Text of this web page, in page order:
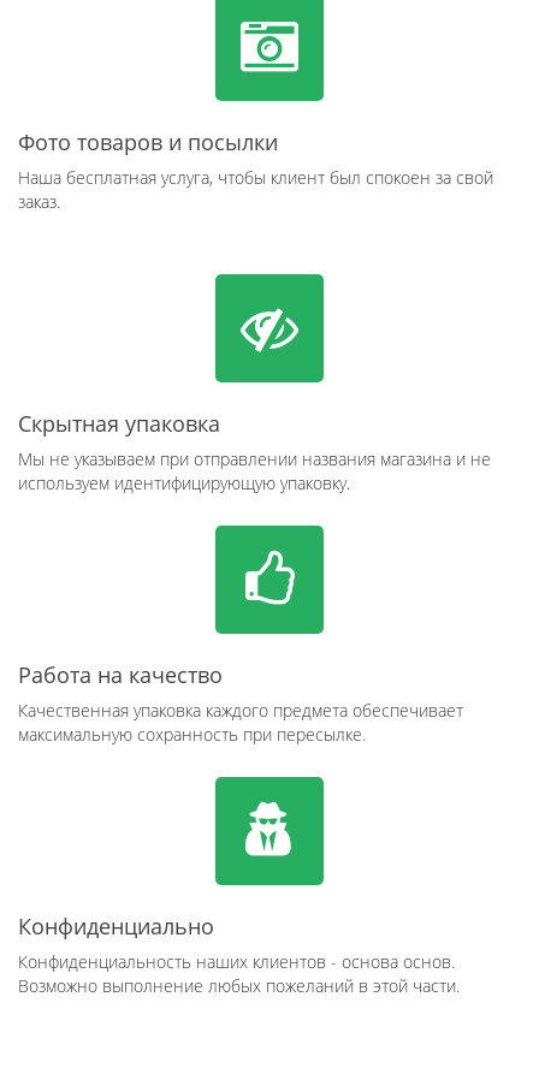
Фото товаров и посылки
Наша бесплатная услуга, чтобы клиент был спокоен за свой
заказ.
Скрытная упаковка
Мы не указываем при отправлении названия магазина и не
используем идентифицирующую упаковку.
Работа на качество
Качественная упаковка каждого предмета обеспечивает
максимальную сохранность при пересылке.
Конфиденциально
Конфиденциальность наших клиентов - основа основ.
Возможно выполнение любых пожеланий в этой части.